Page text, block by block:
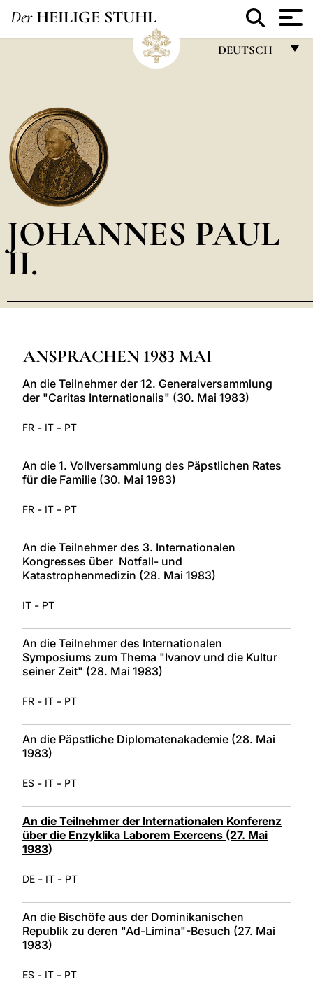
Der HEILIGE STUHL
DEUTSCH
POLSKI
JOHANNES PAUL
II.
ANSPRACHEN 1983 MAI
An die Teilnehmer der 12. Generalversammlung
der "Caritas Internationalis" (30. Mai 1983)
FR - IT - PT
An die 1. Vollversammlung des Päpstlichen Rates
für die Familie (30. Mai 1983)
FR - IT - PT
An die Teilnehmer des 3. Internationalen
Kongresses über Notfall- und
Katastrophenmedizin (28. Mai 1983)
IT - PT
An die Teilnehmer des Internationalen
Symposiums zum Thema "Ivanov und die Kultur
seiner Zeit" (28. Mai 1983)
FR - IT - PT
An die Päpstliche Diplomatenakademie (28. Mai
1983)
ES - IT - PT
An die Teilnehmer der Internationalen Konferenz
über die Enzyklika Laborem Exercens (27. Mai
1983)
DE - IT - PT
An die Bischöfe aus der Dominikanischen
Republik zu deren "Ad-Limina"-Besuch (27. Mai
1983)
ES - IT - PT